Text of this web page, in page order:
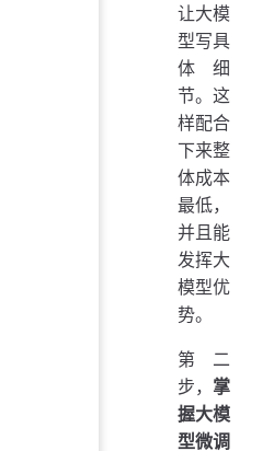
让大模
型写具
体细
节。这
样配合
下来整
体成本
最低，
并且能
发挥大
模型优
势。
第二
步， 掌
握大模
型微调